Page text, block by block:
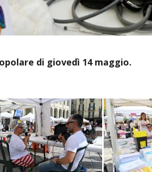
di giovedì 14 maggio.